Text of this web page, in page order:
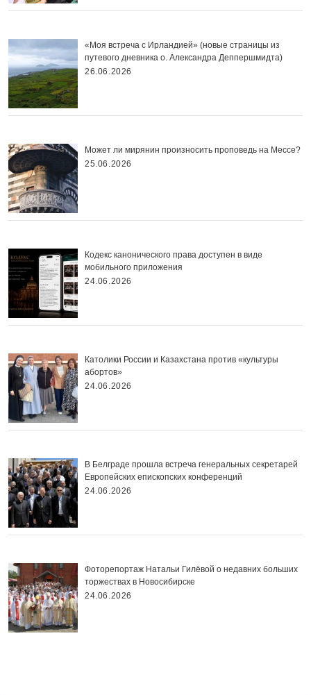
«Моя встреча с Ирландией» (новые страницы из
путевого дневника о. Александра Деппершмидта)
26.06.2026
Может ли мирянин произносить проповедь на Мессе?
25.06.2026
Кодекс канонического права доступен в виде
мобильного приложения
24.06.2026
Католики России и Казахстана против «культуры
абортов»
24.06.2026
В Белграде прошла встреча генеральных секретарей
Европейских епископских конференций
24.06.2026
Фоторепортаж Натальи Гилёвой о недавних больших
торжествах в Новосибирске
24.06.2026